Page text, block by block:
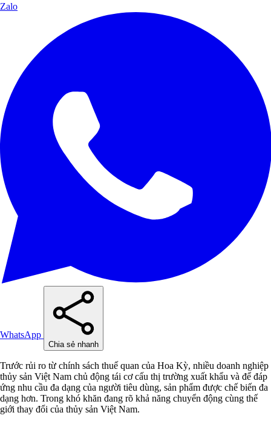
Zalo
WhatsApp
Chia sẻ nhanh
Trước rủi ro từ chính sách thuế quan của Hoa Kỳ, nhiều doanh nghiệp
thủy sản Việt Nam chủ động tái cơ cấu thị trường xuất khẩu và để đáp
ứng nhu cầu đa dạng của người tiêu dùng, sản phẩm được chế biến đa
dạng hơn. Trong khó khăn đang rõ khả năng chuyển động cùng thế
giới thay đổi của thủy sản Việt Nam.